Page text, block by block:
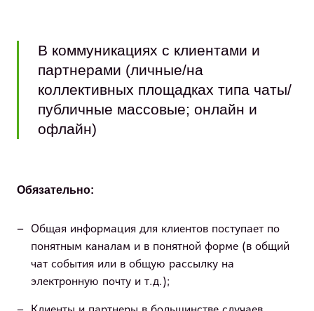
В коммуникациях с клиентами и
партнерами (личные/на
коллективных площадках типа чаты/
публичные массовые; онлайн и
офлайн)
Обязательно:
Общая информация для клиентов поступает по
понятным каналам и в понятной форме (в общий
чат события или в общую рассылку на
электронную почту и т.д.);